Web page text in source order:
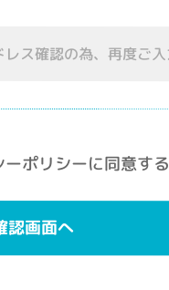
ポリシーに同意する
認画面へ